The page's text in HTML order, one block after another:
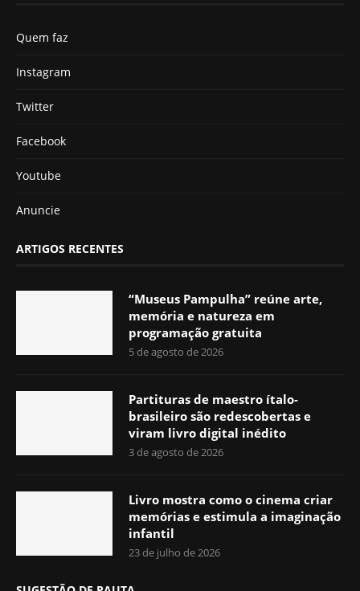
Quem faz
Instagram
Twitter
Facebook
Youtube
Anuncie
ARTIGOS RECENTES
“Museus Pampulha” reúne arte,
memória e natureza em
programação gratuita
5 de agosto de 2026
Partituras de maestro ítalo-
brasileiro são redescobertas e
viram livro digital inédito
3 de agosto de 2026
Livro mostra como o cinema criar
memórias e estimula a imaginação
infantil
23 de julho de 2026